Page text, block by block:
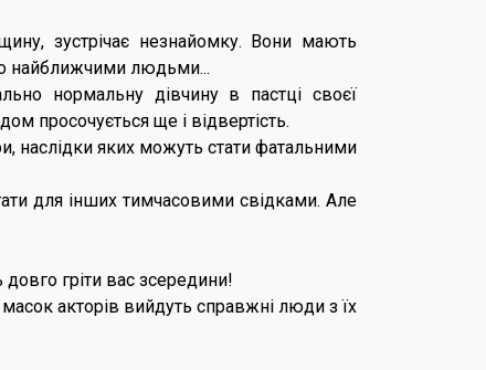
зустрічає незнайомку. Вони мають
найближчими людьми...
нормальну дівчину в пастці своєї
просочується ще і відвертість.
наслідки яких можуть стати фатальними
для інших тимчасовими свідками. Але
довго гріти вас зсередини!
акторів вийдуть справжні люди з їх